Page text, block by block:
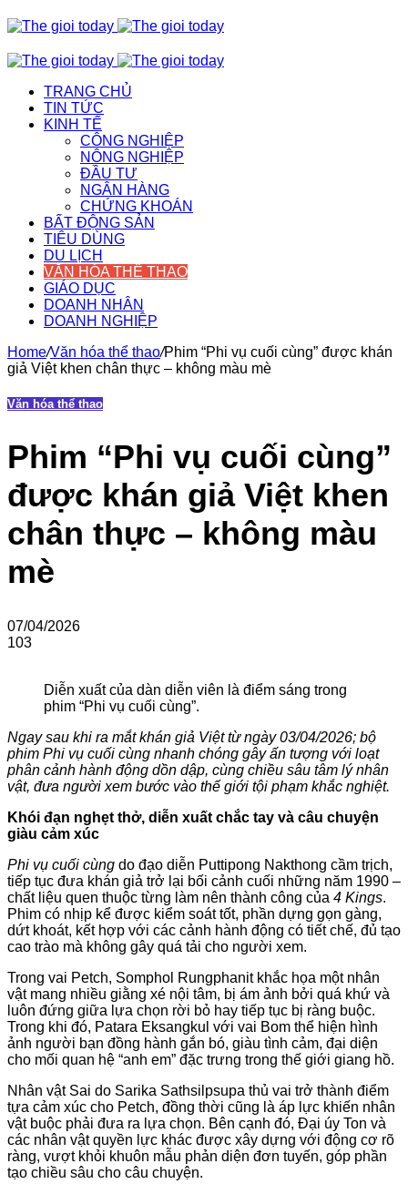
TRANG CHỦ
TIN TỨC
KINH TẾ
CÔNG NGHIỆP
NÔNG NGHIỆP
ĐẦU TƯ
NGÂN HÀNG
CHỨNG KHOÁN
BẤT ĐỘNG SẢN
TIÊU DÙNG
DU LỊCH
VĂN HÓA THỂ THAO
GIÁO DỤC
DOANH NHÂN
DOANH NGHIỆP
Home/Văn hóa thể thao/Phim “Phi vụ cuối cùng” được khán
giả Việt khen chân thực – không màu mè
Văn hóa thể thao
Phim “Phi vụ cuối cùng”
được khán giả Việt khen
chân thực – không màu
mè
07/04/2026
103
Diễn xuất của dàn diễn viên là điểm sáng trong
phim “Phi vụ cuối cùng”.
Ngay sau khi ra mắt khán giả Việt từ ngày 03/04/2026; bộ
phim Phi vụ cuối cùng nhanh chóng gây ấn tượng với loạt
phân cảnh hành động dồn dập, cùng chiều sâu tâm lý nhân
vật, đưa người xem bước vào thế giới tội phạm khắc nghiệt.
Khói đạn nghẹt thở, diễn xuất chắc tay và câu chuyện
giàu cảm xúc
Phi vụ cuối cùng do đạo diễn Puttipong Nakthong cầm trịch,
tiếp tục đưa khán giả trở lại bối cảnh cuối những năm 1990 –
chất liệu quen thuộc từng làm nên thành công của 4 Kings.
Phim có nhịp kể được kiểm soát tốt, phần dựng gọn gàng,
dứt khoát, kết hợp với các cảnh hành động có tiết chế, đủ tạo
cao trào mà không gây quá tải cho người xem.
Trong vai Petch, Somphol Rungphanit khắc họa một nhân
vật mang nhiều giằng xé nội tâm, bị ám ảnh bởi quá khứ và
luôn đứng giữa lựa chọn rời bỏ hay tiếp tục bị ràng buộc.
Trong khi đó, Patara Eksangkul với vai Bom thể hiện hình
ảnh người bạn đồng hành gắn bó, giàu tình cảm, đại diện
cho mối quan hệ “anh em” đặc trưng trong thế giới giang hồ.
Nhân vật Sai do Sarika Sathsilpsupa thủ vai trở thành điểm
tựa cảm xúc cho Petch, đồng thời cũng là áp lực khiến nhân
vật buộc phải đưa ra lựa chọn. Bên cạnh đó, Đại úy Ton và
các nhân vật quyền lực khác được xây dựng với động cơ rõ
ràng, vượt khỏi khuôn mẫu phản diện đơn tuyến, góp phần
tạo chiều sâu cho câu chuyện.